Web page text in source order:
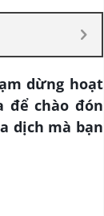
dừng hoạt
để chào đón
dịch mà bạn